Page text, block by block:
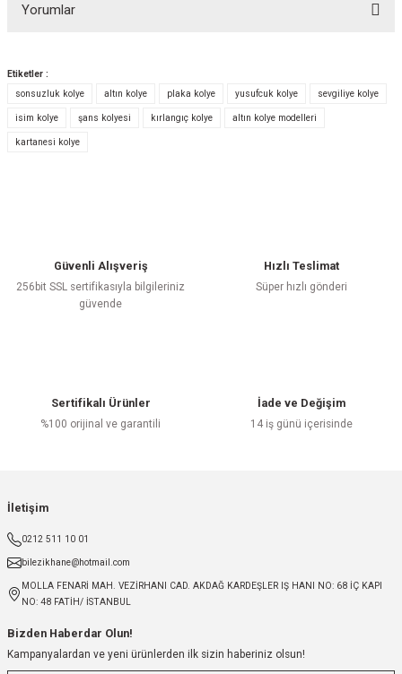
Yorumlar
Bu ürüne ilk yorumu siz yapın!
Etiketler :
sonsuzluk kolye
altın kolye plaka kolye yusufcuk kolye sevgiliye kolye
isim kolye şans kolyesi kırlangıç kolye altın kolye modelleri
kartanesi kolye
Güvenli Alışveriş
256bit SSL sertifikasıyla bilgileriniz
güvende
Hızlı Teslimat
Süper hızlı gönderi
Sertifikalı Ürünler
%100 orijinal ve garantili
İade ve Değişim
14 iş günü içerisinde
İletişim
0212 511 10 01
bilezikhane@hotmail.com
MOLLA FENARİ MAH. VEZİRHANI CAD. AKDAĞ KARDEŞLER IŞ HANI NO: 68 İÇ KAPI
NO: 48 FATİH/ İSTANBUL
Bizden Haberdar Olun!
Kampanyalardan ve yeni ürünlerden ilk sizin haberiniz olsun!